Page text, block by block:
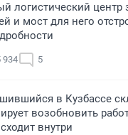
логистический центр
и мост для него
934 5
в Кузбассе
возобновить
внутри